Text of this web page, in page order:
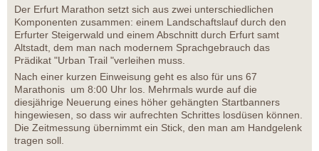
Der Erfurt Marathon setzt sich aus zwei unterschiedlichen
Komponenten zusammen: einem Landschaftslauf durch den
Erfurter Steigerwald und einem Abschnitt durch Erfurt samt
Altstadt, dem man nach modernem Sprachgebrauch das
Prädikat "Urban Trail "verleihen muss.
Nach einer kurzen Einweisung geht es also für uns 67
Marathonis um 8:00 Uhr los. Mehrmals wurde auf die
diesjährige Neuerung eines höher gehängten Startbanners
hingewiesen, so dass wir aufrechten Schrittes losdüsen können.
Die Zeitmessung übernimmt ein Stick, den man am Handgelenk
tragen soll.